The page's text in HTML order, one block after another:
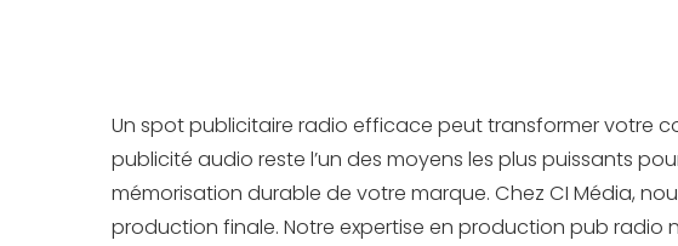
Un spot publicitaire radio efficace peut transformer votre
publicité audio reste l’un des moyens les plus puissants
mémorisation durable de votre marque. Chez CI Média,
production finale. Notre expertise en production pub